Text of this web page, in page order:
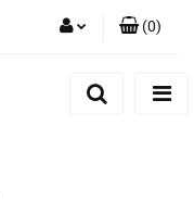
(0)